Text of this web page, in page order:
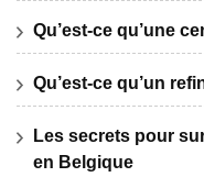
Qu’est-ce qu’une
Qu’est-ce qu’un
Les secrets pour
en Belgique